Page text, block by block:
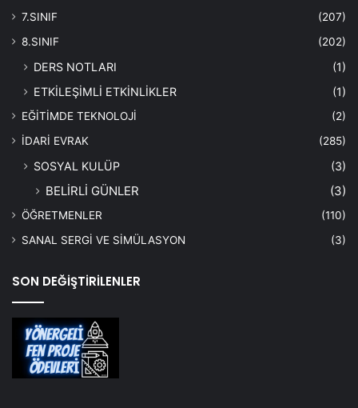
7.SINIF
(207)
8.SINIF
(202)
DERS NOTLARI
(1)
ETKİLEŞİMLİ ETKİNLİKLER
(1)
EĞİTİMDE TEKNOLOJİ
(2)
İDARİ EVRAK
(285)
SOSYAL KULÜP (3)
BELİRLİ GÜNLER (3)
ÖĞRETMENLER
(110)
SANAL SERGİ VE SİMÜLASYON
(3)
SON DEĞİŞTİRİLENLER